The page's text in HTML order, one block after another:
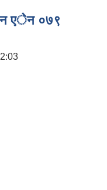
एेन ०७९